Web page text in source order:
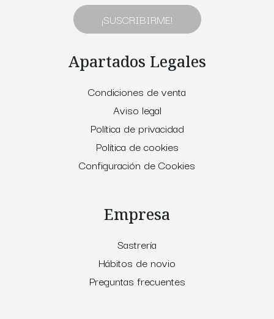
¡SUSCRIBIRME!
Apartados Legales
Condiciones de venta
Aviso legal
Política de privacidad
Política de cookies
Configuración de Cookies
Empresa
Sastrería
Hábitos de novio
Preguntas frecuentes